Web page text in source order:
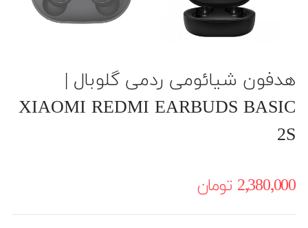
هدفون شیائومی ردمی گلوبال |
XIAOMI REDMI EARBUDS BASIC
2S
2٬380٬000 ‎تومان